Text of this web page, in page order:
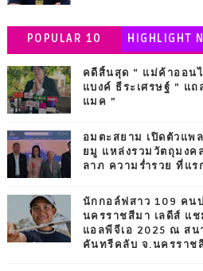
POPULAR 10 HIGHLIGHT
คดีสิ้นสุด “ แม่ค้าออน
แบงค์ ธีระเศรษฐ์ ” แ
แมค ”
อมตะสยาม เปิดตัวแพ
ยมู แหล่งรวมวัตถุมงค
ลาภ ความร่ำรวย ที่แร
นักกอล์ฟสาว 109 คน
นครราชสีมา เลดีส์ แ
แอลพีจีเอ 2025 ณ ส
คันทรีคลับ จ.นครราช